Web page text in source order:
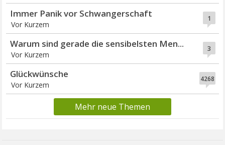
1
Immer Panik vor Schwangerschaft
Vor Kurzem
3
Warum sind gerade die sensibelsten Men...
Vor Kurzem
4268
Glückwünsche
Vor Kurzem
Mehr neue Themen